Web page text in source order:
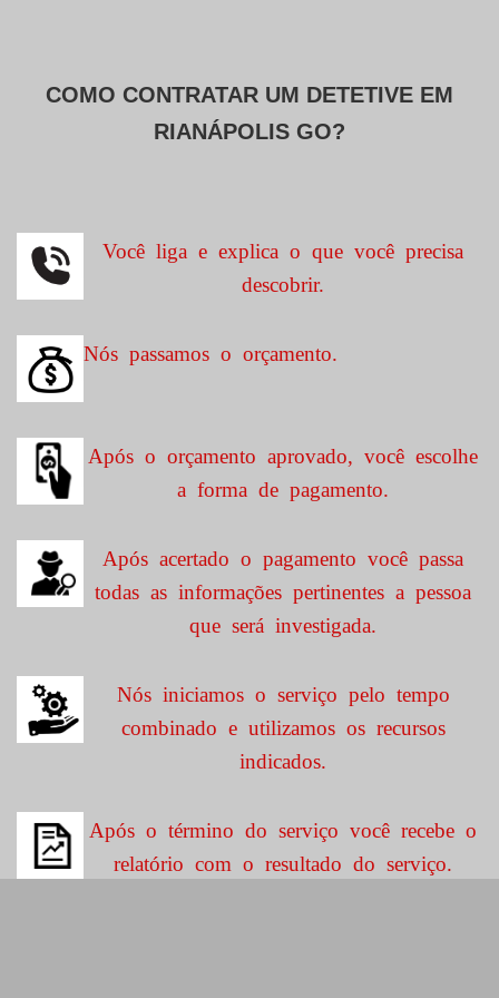
COMO CONTRATAR UM DETETIVE EM
RIANÁPOLIS GO?
Você liga e explica o que você precisa
descobrir.
Nós passamos o orçamento.
Após o orçamento aprovado, você escolhe
a forma de pagamento.
Após acertado o pagamento você passa
todas as informações pertinentes a pessoa
que será investigada.
Nós iniciamos o serviço pelo tempo
combinado e utilizamos os recursos
indicados.
Após o término do serviço você recebe o
relatório com o resultado do serviço.